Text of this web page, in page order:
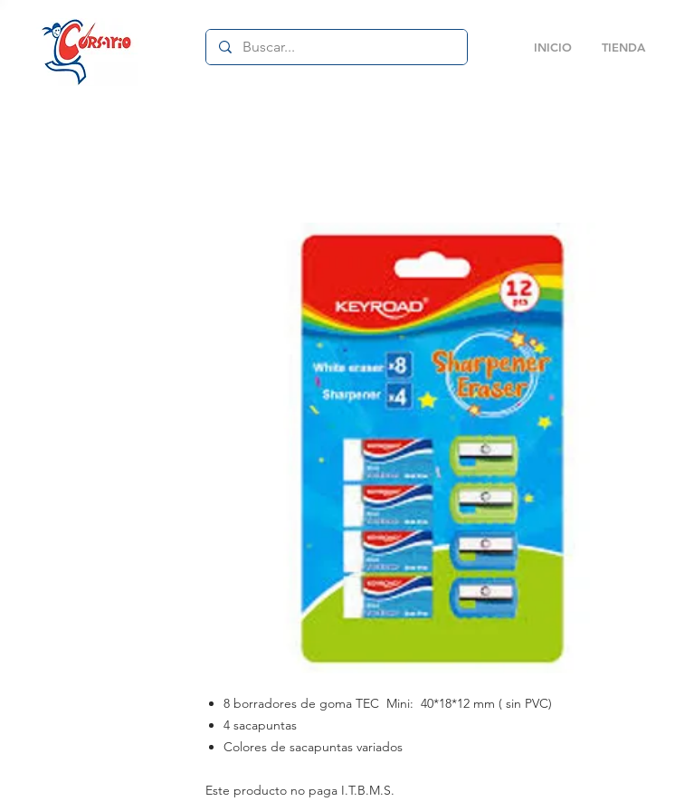
INICIO TIENDA
8 borradores de goma TEC Mini: 40*18*12 mm ( sin PVC)
4 sacapuntas
Colores de sacapuntas variados
Este producto no paga I.T.B.M.S.